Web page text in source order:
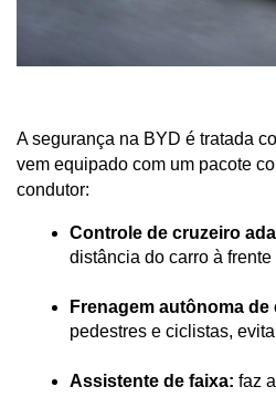
A segurança na BYD é tratada
vem equipado com um pacote
condutor:
Controle de cruzeiro
distância do carro à
Frenagem autônoma de
pedestres e ciclistas,
Assistente de faixa: faz